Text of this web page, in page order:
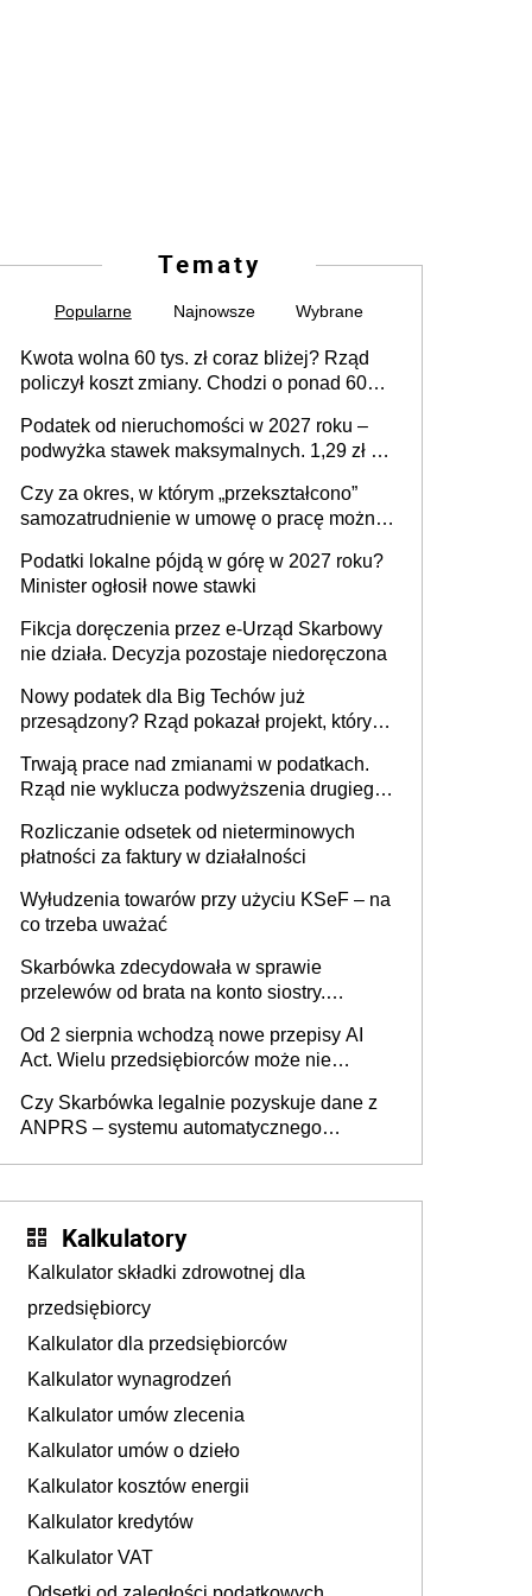
Tematy
Popularne Najnowsze Wybrane
Kwota wolna 60 tys. zł coraz bliżej? Rząd
policzył koszt zmiany. Chodzi o ponad 60
Podatek od nieruchomości w 2027 roku –
podwyżka stawek maksymalnych. 1,29 zł za
budynków i lokali związanych z
prowadzeniem działalności gospodarczej
Czy za okres, w którym „przekształcono”
samozatrudnienie w umowę o pracę można
umowy cywilnoprawnej jedynym
racjonalnym wyjściem
Podatki lokalne pójdą w górę w 2027 roku?
Minister ogłosił nowe stawki
Fikcja doręczenia przez e-Urząd Skarbowy
nie działa. Decyzja pozostaje niedoręczona
Nowy podatek dla Big Techów już
przesądzony? Rząd pokazał projekt, który
Trwają prace nad zmianami w podatkach.
Rząd nie wyklucza podwyższenia drugiego
Rozliczanie odsetek od nieterminowych
płatności za faktury w działalności
Wyłudzenia towarów przy użyciu KSeF – na
co trzeba uważać
Skarbówka zdecydowała w sprawie
przelewów od brata na konto siostry.
darowizna, ale podatku jednak nie będzie
Od 2 sierpnia wchodzą nowe przepisy AI
Act. Wielu przedsiębiorców może nie
Czy Skarbówka legalnie pozyskuje dane z
ANPRS – systemu automatycznego
Kalkulatory
Kalkulator składki zdrowotnej dla
przedsiębiorcy
Kalkulator dla przedsiębiorców
Kalkulator wynagrodzeń
Kalkulator umów zlecenia
Kalkulator umów o dzieło
Kalkulator kosztów energii
Kalkulator kredytów
Kalkulator VAT